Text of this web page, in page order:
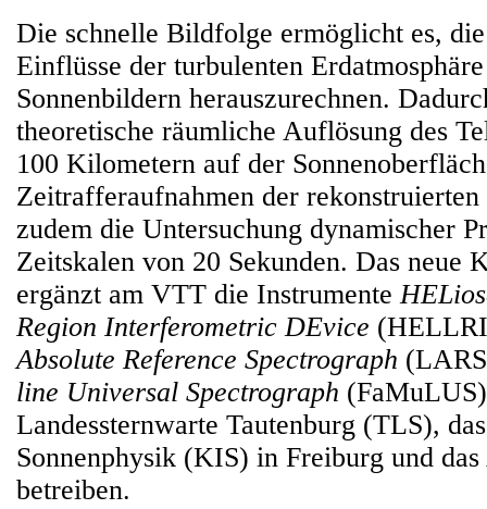
Die schnelle Bildfolge ermöglicht es,
Einflüsse der turbulenten
Sonnenbildern herauszurechnen.
theoretische räumliche Auflösung des
100 Kilometern auf der
Zeitrafferaufnahmen der
zudem die Untersuchung dynamischer
Zeitskalen von 20 Sekunden. Das neue
ergänzt am VTT die Instrumente
Region Interferometric DEvice
Absolute Reference Spectrograph
line Universal Spectrograph
Landessternwarte Tautenburg (TLS),
Sonnenphysik (KIS) in Freiburg und
betreiben.